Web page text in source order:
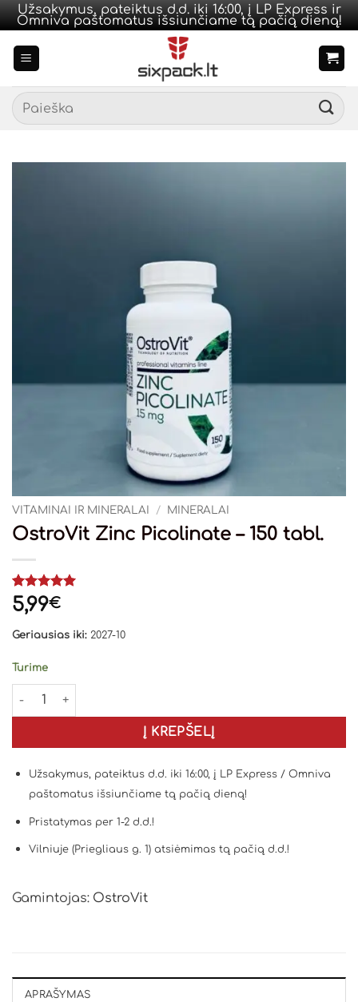
Užsakymus, pateiktus d.d. iki 16:00, į LP Express ir
Omniva paštomatus išsiunčiame tą pačią dieną!
Ieškoti:
VITAMINAI IR MINERALAI / MINERALAI
OstroVit Zinc Picolinate – 150 tabl.
Įvertinimas:
5iš 5
įvertinimų:
1
5,99€
Geriausias iki: 2027-10
Turime
produkto kiekis: OstroVit Zinc Picolinate - 150 tabl.
Į KREPŠELĮ
Užsakymus, pateiktus d.d. iki 16:00, į LP Express / Omniva
paštomatus išsiunčiame tą pačią dieną!
Pristatymas per 1-2 d.d.!
Vilniuje (Priegliaus g. 1) atsiėmimas tą pačią d.d.!
Gamintojas: OstroVit
APRAŠYMAS